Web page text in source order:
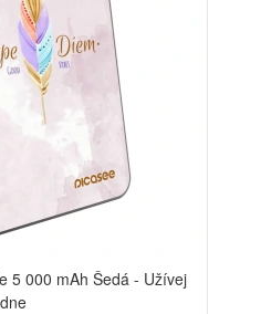
5 000 mAh Šedá - Užívej
dne